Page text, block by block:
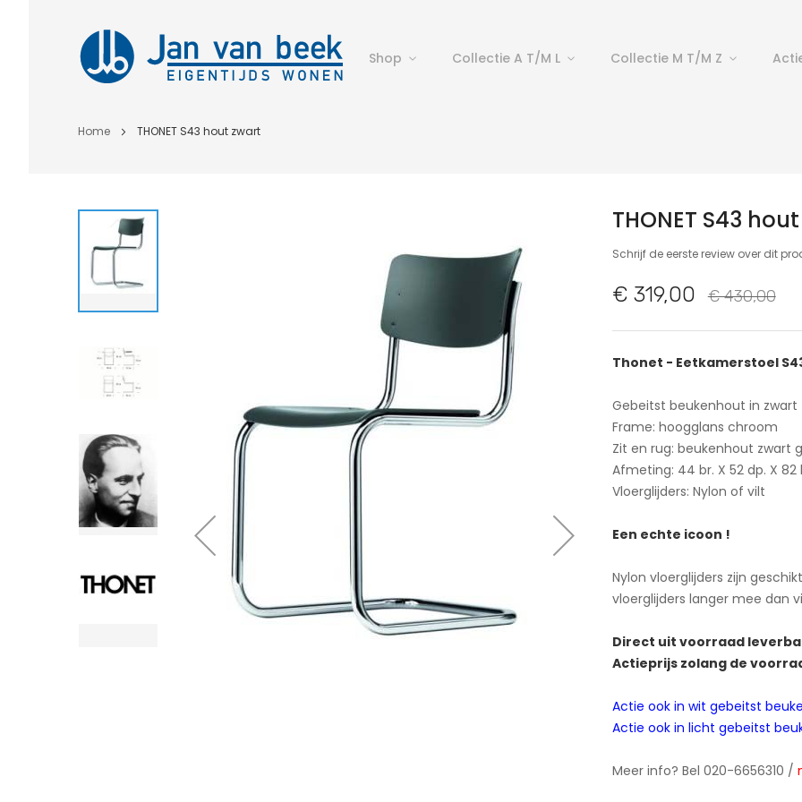
Shop Collectie A T/m L Collectie M T/m Z
Home THONET S43 hout zwart
het
einde
afbeeldingen-
gallerij
THONET S43
Schrijf de eerste review over dit
€ 319,00 € 430,00
Thonet - Eetkamerstoel
Gebeitst beukenhout in
Frame: hoogglans chroom
Zit en rug: beukenhout zwart
Afmeting: 44 br. X 52 dp. X
Vloerglijders: Nylon of vilt
Een echte icoon !
Nylon vloerglijders zijn
vloerglijders langer mee dan
Direct uit voorraad
Actieprijs zolang de
Actie ook in wit gebeitst
Actie ook in licht gebeitst
Meer info? Bel 020-6656310 /